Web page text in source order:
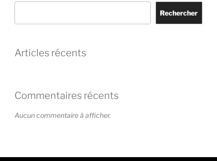
Rechercher
Articles récents
Commentaires récents
Aucun commentaire à afficher.